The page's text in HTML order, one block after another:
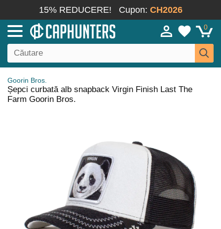
15% REDUCERE! Cupon: CH2026
0
Goorin Bros.
Șepci curbată alb snapback Virgin Finish Last The
Farm Goorin Bros.